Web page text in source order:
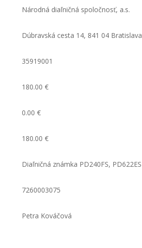
Národná diaľničná spoločnosť, a.s.
Dúbravská cesta 14, 841 04 Bratislava
35919001
180.00 €
0.00 €
180.00 €
Diaľničná známka PD240FS, PD622ES
7260003075
Petra Kováčová